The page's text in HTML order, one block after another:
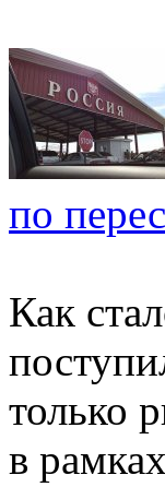
по
Как
только
в